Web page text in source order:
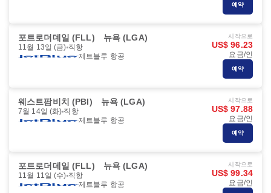
예약
포트로더데일 (FLL) 뉴욕 (LGA)
11월 13일 (금) 직항
제트블루 항공
시작으로
US$ 96.23
요금/인
예약
웨스트팜비치 (PBI) 뉴욕 (LGA)
7월 14일 (화) 직항
제트블루 항공
시작으로
US$ 97.88
요금/인
예약
포트로더데일 (FLL) 뉴욕 (LGA)
11월 11일 (수) 직항
제트블루 항공
시작으로
US$ 99.34
요금/인